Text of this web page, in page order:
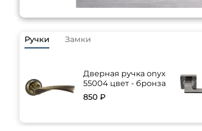
Ручки Замки
Дверная ручка onyx
55004 цвет - бронза
850 ₽